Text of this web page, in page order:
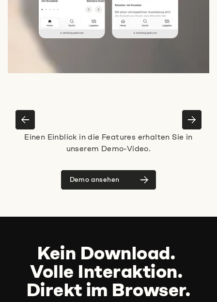
Einen Einblick in die Features erhalten Sie in
unserem Demo-Video.
Demo ansehen
Kein Download.
Volle Interaktion.
Direkt im Browser.